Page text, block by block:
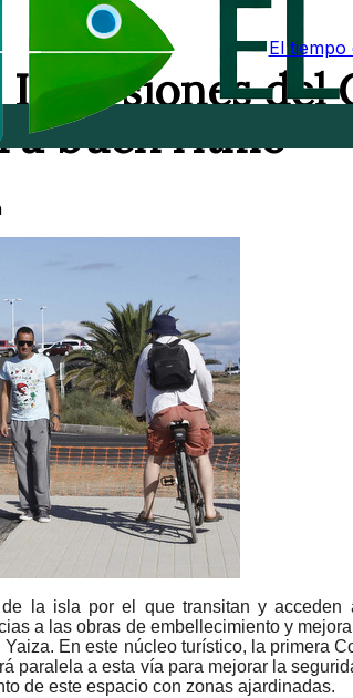
El
del
a buen ritmo
la isla por el que transitan y acceden
a las obras de embellecimiento y
En este núcleo turístico, la primera
paralela a esta vía para mejorar la
de este espacio con zonas ajardinadas.